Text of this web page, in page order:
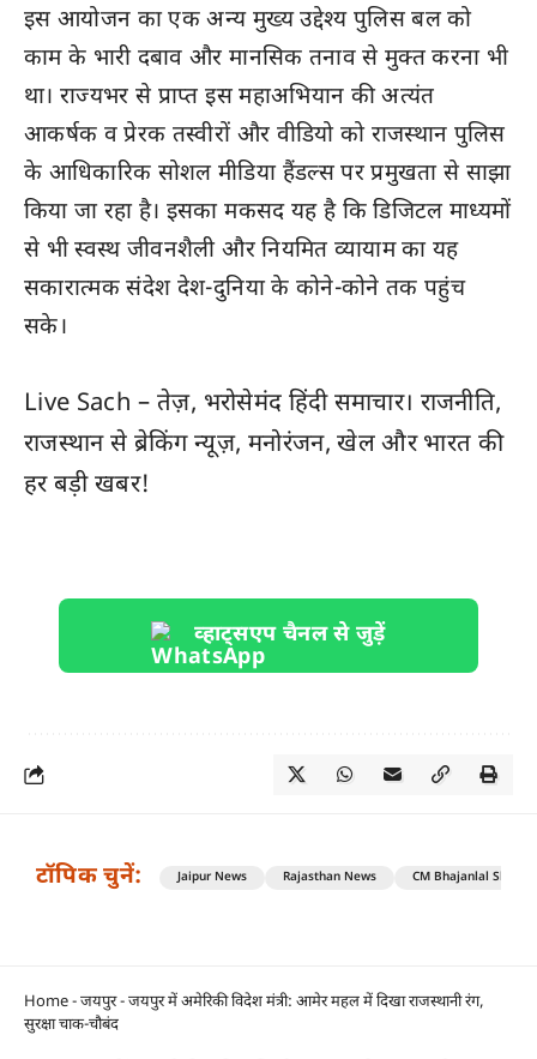
इस आयोजन का एक अन्य मुख्य उद्देश्य पुलिस बल को
काम के भारी दबाव और मानसिक तनाव से मुक्त करना भी
था। राज्यभर से प्राप्त इस महाअभियान की अत्यंत
आकर्षक व प्रेरक तस्वीरों और वीडियो को राजस्थान पुलिस
के आधिकारिक सोशल मीडिया हैंडल्स पर प्रमुखता से साझा
किया जा रहा है। इसका मकसद यह है कि डिजिटल माध्यमों
से भी स्वस्थ जीवनशैली और नियमित व्यायाम का यह
सकारात्मक संदेश देश-दुनिया के कोने-कोने तक पहुंच
सके।
Live Sach – तेज़, भरोसेमंद हिंदी समाचार। राजनीति,
राजस्थानसे ब्रेकिंग न्यूज़, मनोरंजन, खेल औरभारत की
हर बड़ी खबर!
व्हाट्सएप चैनल से जुड़ें
टॉपिक चुनें: Jaipur News Rajasthan News CM Bhajanlal
Home-जयपुर-जयपुर में अमेरिकी विदेश मंत्री: आमेर महल में दिखा राजस्थानी रंग,
सुरक्षा चाक-चौबंद